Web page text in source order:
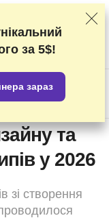
на результатах
беремо до уваги
з окремими
партнерські
US$
та
у 2026
зі створення
за 5$!
зараз